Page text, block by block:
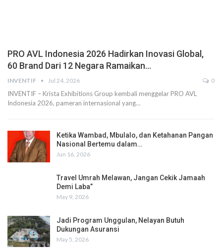
PRO AVL Indonesia 2026 Hadirkan Inovasi Global,
60 Brand Dari 12 Negara Ramaikan…
INVENTIF Jul 24, 2026 0
INVENTIF – Krista Exhibitions Group kembali menggelar PRO AVL
Indonesia 2026, pameran internasional yang…
Ketika Wambad, Mbulalo, dan Ketahanan Pangan
Nasional Bertemu dalam…
Jun 16, 2026
Travel Umrah Melawan, Jangan Cekik Jamaah
Demi Laba”
May 9, 2026
Jadi Program Unggulan, Nelayan Butuh
Dukungan Asuransi
May 5, 2026